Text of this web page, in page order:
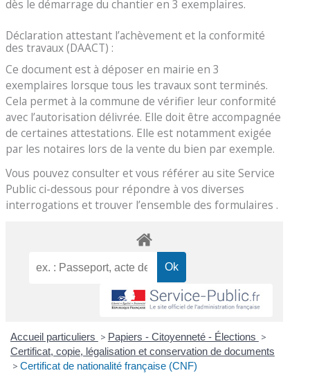
dès le démarrage du chantier en 3 exemplaires.
Déclaration attestant l’achèvement et la conformité
des travaux (DAACT) :
Ce document est à déposer en mairie en 3
exemplaires lorsque tous les travaux sont terminés.
Cela permet à la commune de vérifier leur conformité
avec l’autorisation délivrée. Elle doit être accompagnée
de certaines attestations. Elle est notamment exigée
par les notaires lors de la vente du bien par exemple.
Vous pouvez consulter et vous référer au site Service
Public ci-dessous pour répondre à vos diverses
interrogations et trouver l’ensemble des formulaires .
Accueil particuliers > Papiers - Citoyenneté - Élections >
Certificat, copie, légalisation et conservation de documents
> Certificat de nationalité française (CNF)